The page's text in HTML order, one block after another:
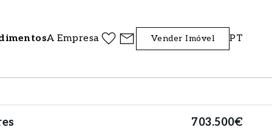
A Empresa Vender Imóvel PT
703.500€